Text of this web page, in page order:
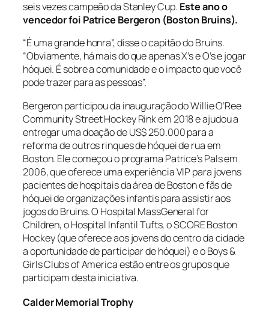
seis vezes campeão da Stanley Cup. Este ano o
vencedor foi Patrice Bergeron (Boston Bruins).
“É uma grande honra”, disse o capitão do Bruins.
“Obviamente, há mais do que apenas X’s e O’s e jogar
hóquei. É sobre a comunidade e o impacto que você
pode trazer para as pessoas”.
Bergeron participou da inauguração do Willie O’Ree
Community Street Hockey Rink em 2018 e ajudou a
entregar uma doação de US$ 250.000 para a
reforma de outros rinques de hóquei de rua em
Boston. Ele começou o programa Patrice’s Pals em
2006, que oferece uma experiência VIP para jovens
pacientes de hospitais da área de Boston e fãs de
hóquei de organizações infantis para assistir aos
jogos do Bruins. O Hospital MassGeneral for
Children, o Hospital Infantil Tufts, o SCORE Boston
Hockey (que oferece aos jovens do centro da cidade
a oportunidade de participar de hóquei) e o Boys &
Girls Clubs of America estão entre os grupos que
participam desta iniciativa.
Calder Memorial Trophy